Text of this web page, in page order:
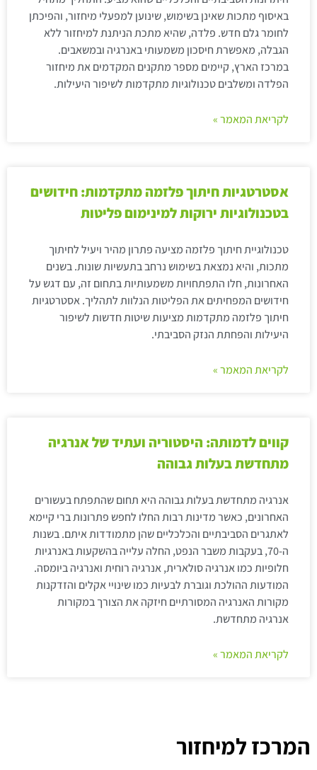
באיסוף מתכות שאינן בשימוש, שינוען למפעלי מיחזור, והפיכתן
לחומר גלם חדש. פלדה, שהיא מתכת הניתנת למיחזור ללא
הגבלה, מאפשרת חיסכון משמעותי באנרגיה ובמשאבים.
במרכז הארץ, קיימים מספר מתקנים המקדמים את מיחזור
הפלדה ומשלבים טכנולוגיות מתקדמות לשיפור היעילות.
לקריאת המאמר »
אסטרטגיות חיתוך פלזמה מתקדמות: חידושים
בטכנולוגיות ירוקות למינימום פליטות
טכנולוגיית חיתוך פלזמה מציעה פתרון מהיר ויעיל לחיתוך
מתכות, והיא נמצאת בשימוש נרחב בתעשיות שונות. בשנים
האחרונות, חלו התפתחויות משמעותיות בתחום זה, עם דגש על
חידושים המפחיתים את הפליטות הנלוות לתהליך. אסטרטגיות
חיתוך פלזמה מתקדמות מציעות שיטות חדשות לשיפור
היעילות והפחתת הנזק הסביבתי.
לקריאת המאמר »
קווים לדמותה: היסטוריה ועתיד של אנרגיה
מתחדשת בעלות גבוהה
אנרגיה מתחדשת בעלות גבוהה היא תחום שהתפתח בעשורים
האחרונים, כאשר מדינות רבות החלו לחפש פתרונות ברי קיימא
לאתגרים הסביבתיים והכלכליים שהן מתמודדות איתם. בשנות
ה-70, בעקבות משבר הנפט, החלה עלייה בהשקעות באנרגיות
חלופיות כמו אנרגיה סולארית, אנרגיה רוחית ואנרגיה ביומסה.
המודעות ההולכת וגוברת לבעיות כמו שינויי אקלים והזדקנות
מקורות האנרגיה המסורתיים חיזקה את הצורך במקורות
אנרגיה מתחדשת.
לקריאת המאמר »
המרכז למיחזור